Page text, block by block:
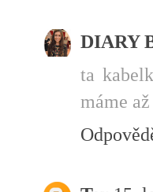
DIARY
ta
máme